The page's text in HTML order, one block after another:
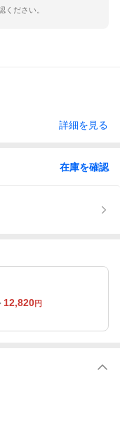
ください。
詳細を見る
在庫を確認
12,820円